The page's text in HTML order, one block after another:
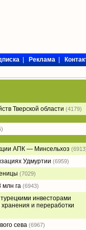
|Реклама|
Тверской области (4179)
АПК — Минсельхоз
Удмуртии (6959)
(7029)
млн га (6943)
инвесторами
и переработки
сева (6967)